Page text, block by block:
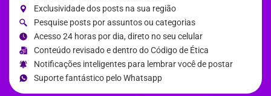
Exclusividade dos posts na sua região
Pesquise posts por assuntos ou categorias
Acesso 24 horas por dia, direto no seu celular
Conteúdo revisado e dentro do Código de Ética
Notificações inteligentes para lembrar você de postar
Suporte fantástico pelo Whatsapp